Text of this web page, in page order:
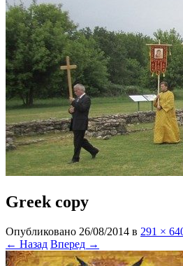
Greek copy
Опубликовано 26/08/2014 в 291 ×
← Назад Вперед →